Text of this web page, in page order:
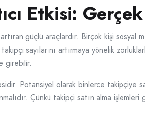
Etkisi:
güçlü araçlardır. Birçok kişi sosyal
sayılarını artırmaya yönelik
girebilir.
Potansiyel olarak binlerce takipçiye
Çünkü takipçi satın alma